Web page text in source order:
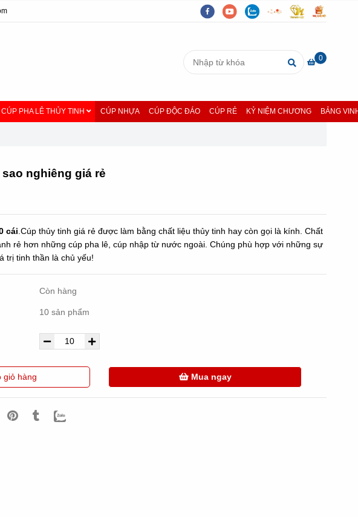
0
CÚP PHA LÊ THỦY TINH CÚP NHỰA CÚP ĐỘC ĐÁO CÚP RẺ KỶ NIỆM CHƯƠNG BẢNG
nghiêng giá rẻ
cái .Cúp thủy tinh giá rẻ được làm bằng chất liệu thủy tinh hay còn gọi là kính. Chất
rẻ hơn những cúp pha lê, cúp nhập từ nước ngoài. Chúng phù hợp với những sự
trị tinh thần là chủ yếu!
Còn hàng
10 sản phẩm
giỏ hàng Mua ngay